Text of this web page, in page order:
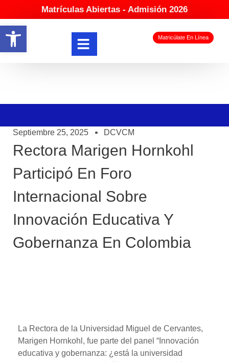
Abrir barra de herramientas
Matrículas Abiertas - Admisión 2026
Matricúlate En Línea
Septiembre 25, 2025 DCVCM
Rectora Marigen Hornkohl
Participó En Foro
Internacional Sobre
Innovación Educativa Y
Gobernanza En Colombia
La Rectora de la Universidad Miguel de Cervantes,
Marigen Hornkohl, fue parte del panel “Innovación
educativa y gobernanza: ¿está la universidad